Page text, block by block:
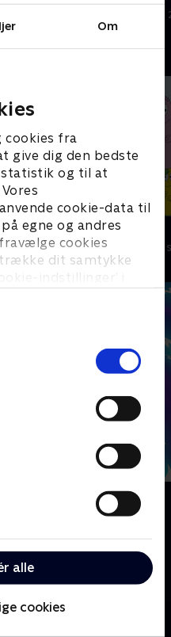
Om
cookies fra
give dig den bedste
statistik og til at
cookie-data til
egne og andres
cookies
dit samtykke
indstillinger’ i
alle
cookies
Barbapapa
Børneserier • 1
and Raj
gengæld ud på et